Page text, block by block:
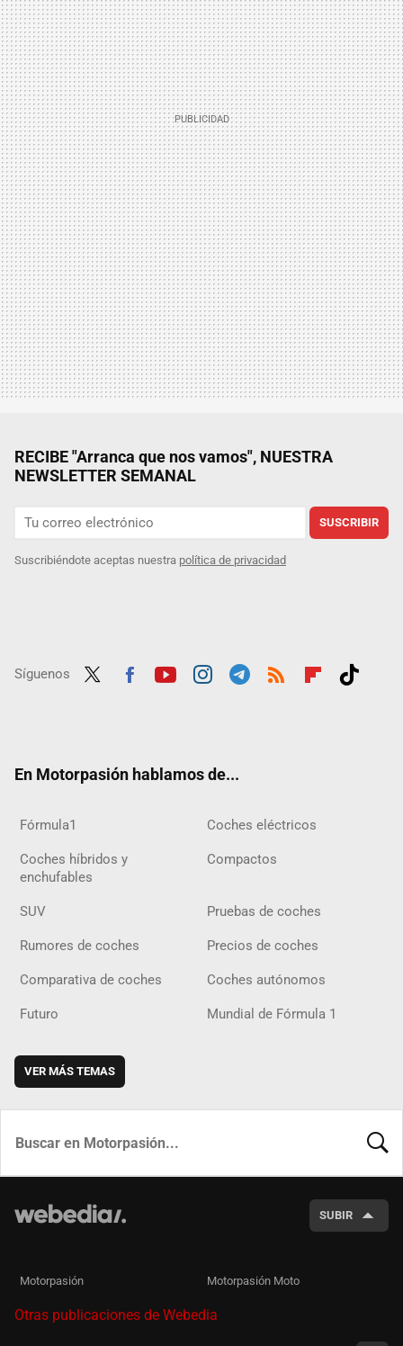
RECIBE "Arranca que nos vamos", NUESTRA
NEWSLETTER SEMANAL
SUSCRIBIR
Suscribiéndote aceptas nuestra política de privacidad
Síguenos
En Motorpasión hablamos de...
Fórmula1 Coches eléctricos
Coches híbridos y
enchufables
Compactos
SUV Pruebas de coches
Rumores de coches Precios de coches
Comparativa de coches Coches autónomos
Futuro Mundial de Fórmula 1
VER MÁS TEMAS
SUBIR
Motorpasión Motorpasión Moto
Otras publicaciones de Webedia